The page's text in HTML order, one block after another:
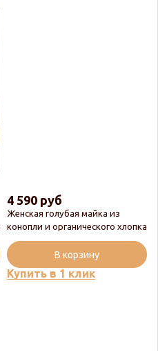
Женская голубая майка из
конопли и органического хлопка
4 590 руб
Купить в 1 клик
В корзину